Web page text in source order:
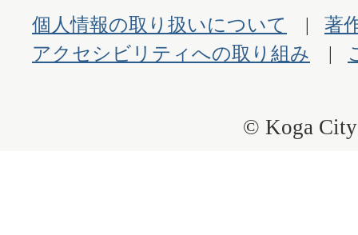
個人情報の取り扱いについて
著
アクセシビリティへの取り組み
© Koga City